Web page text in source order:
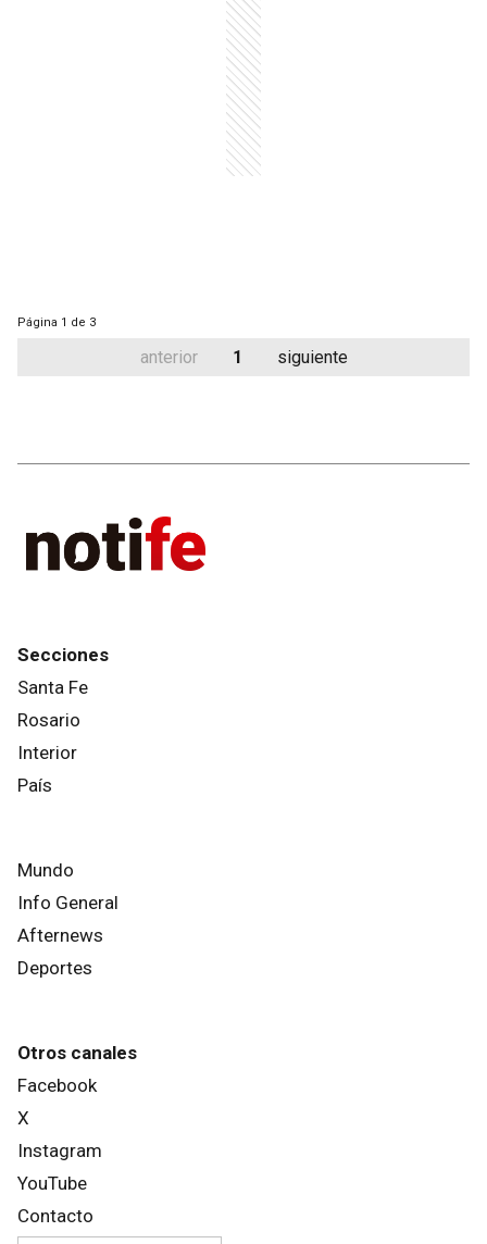
Página 1 de 3
anterior 1 siguiente
Secciones
Santa Fe
Rosario
Interior
País
Mundo
Info General
Afternews
Deportes
Otros canales
Facebook
X
Instagram
YouTube
Contacto